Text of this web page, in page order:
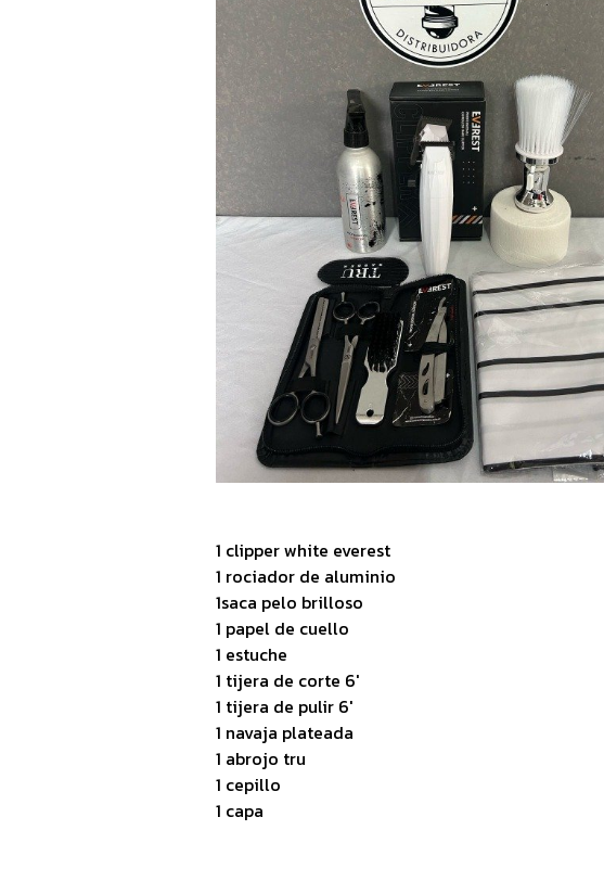
1 clipper white everest
1 rociador de aluminio
1saca pelo brilloso
1 papel de cuello
1 estuche
1 tijera de corte 6'
1 tijera de pulir 6'
1 navaja plateada
1 abrojo tru
1 cepillo
1 capa